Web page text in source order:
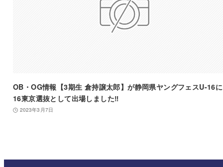
OB・OG情報【3期生 倉持譲太郎】が静岡県ヤングフェスU-16
16東京選抜として出場しました‼️
2023年3月7日